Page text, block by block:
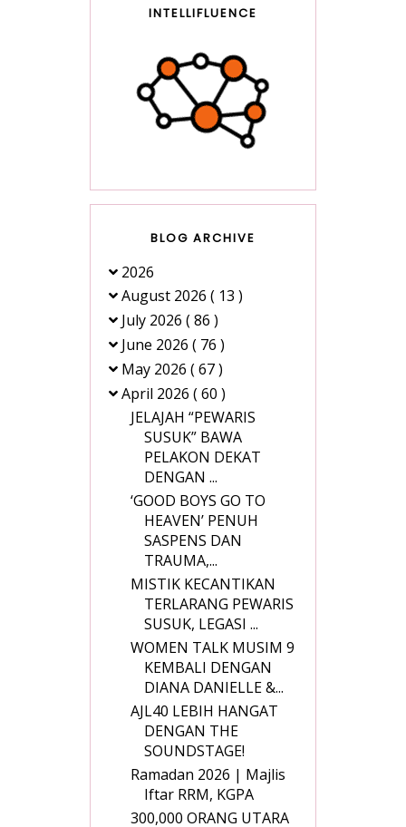
INTELLIFLUENCE
BLOG ARCHIVE
2026
August 2026 ( 13 )
July 2026 ( 86 )
June 2026 ( 76 )
May 2026 ( 67 )
April 2026 ( 60 )
JELAJAH “PEWARIS
SUSUK” BAWA
PELAKON DEKAT
DENGAN ...
‘GOOD BOYS GO TO
HEAVEN’ PENUH
SASPENS DAN
TRAUMA,...
MISTIK KECANTIKAN
TERLARANG PEWARIS
SUSUK, LEGASI ...
WOMEN TALK MUSIM 9
KEMBALI DENGAN
DIANA DANIELLE &...
AJL40 LEBIH HANGAT
DENGAN THE
SOUNDSTAGE!
Ramadan 2026 | Majlis
Iftar RRM, KGPA
300,000 ORANG UTARA